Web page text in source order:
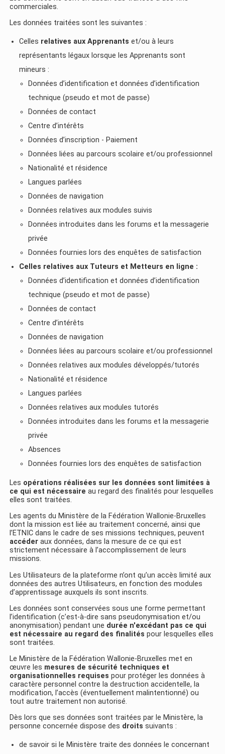
commerciales.
Les données traitées sont les suivantes :
Celles relatives aux Apprenants et/ou à leurs
représentants légaux lorsque les Apprenants sont
mineurs :
Données d’identification et données d’identification
technique (pseudo et mot de passe)
Données de contact
Centre d’intérêts
Données d’inscription - Paiement
Données liées au parcours scolaire et/ou professionnel
Nationalité et résidence
Langues parlées
Données de navigation
Données relatives aux modules suivis
Données introduites dans les forums et la messagerie
privée
Données fournies lors des enquêtes de satisfaction
Celles relatives aux Tuteurs et Metteurs en ligne :
Données d’identification et données d’identification
technique (pseudo et mot de passe)
Données de contact
Centre d’intérêts
Données de navigation
Données liées au parcours scolaire et/ou professionnel
Données relatives aux modules développés/tutorés
Nationalité et résidence
Langues parlées
Données relatives aux modules tutorés
Données introduites dans les forums et la messagerie
privée
Absences
Données fournies lors des enquêtes de satisfaction
Les opérations réalisées sur les données sont limitées à
ce qui est nécessaire au regard des finalités pour lesquelles
elles sont traitées.
Les agents du Ministère de la Fédération Wallonie-Bruxelles
dont la mission est liée au traitement concerné, ainsi que
l’ETNIC dans le cadre de ses missions techniques, peuvent
accéderaux données, dans la mesure de ce qui est
strictement nécessaire à l’accomplissement de leurs
missions.
Les Utilisateurs de la plateforme n’ont qu’un accès limité aux
données des autres Utilisateurs, en fonction des modules
d’apprentissage auxquels ils sont inscrits.
Les données sont conservées sous une forme permettant
l’identification (c’est-à-dire sans pseudonymisation et/ou
anonymisation) pendant une durée n'excédant pas ce qui
est nécessaire au regard des finalités pour lesquelles elles
sont traitées.
Le Ministère de la Fédération Wallonie-Bruxelles met en
œuvre les mesures de sécurité techniques et
organisationnelles requises pour protéger les données à
caractère personnel contre la destruction accidentelle, la
modification, l’accès (éventuellement malintentionné) ou
tout autre traitement non autorisé.
Dès lors que ses données sont traitées par le Ministère, la
personne concernée dispose des droits suivants :
de savoir si le Ministère traite des données le concernant